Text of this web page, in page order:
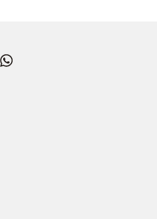
Dailymotion